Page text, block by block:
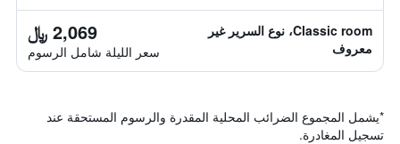
Classic room، نوع السرير غير
معروف
2,069 ﷼
سعر الليلة شامل الرسوم
*يشمل المجموع الضرائب المحلية المقدرة والرسوم المستحقة عند
تسجيل المغادرة.